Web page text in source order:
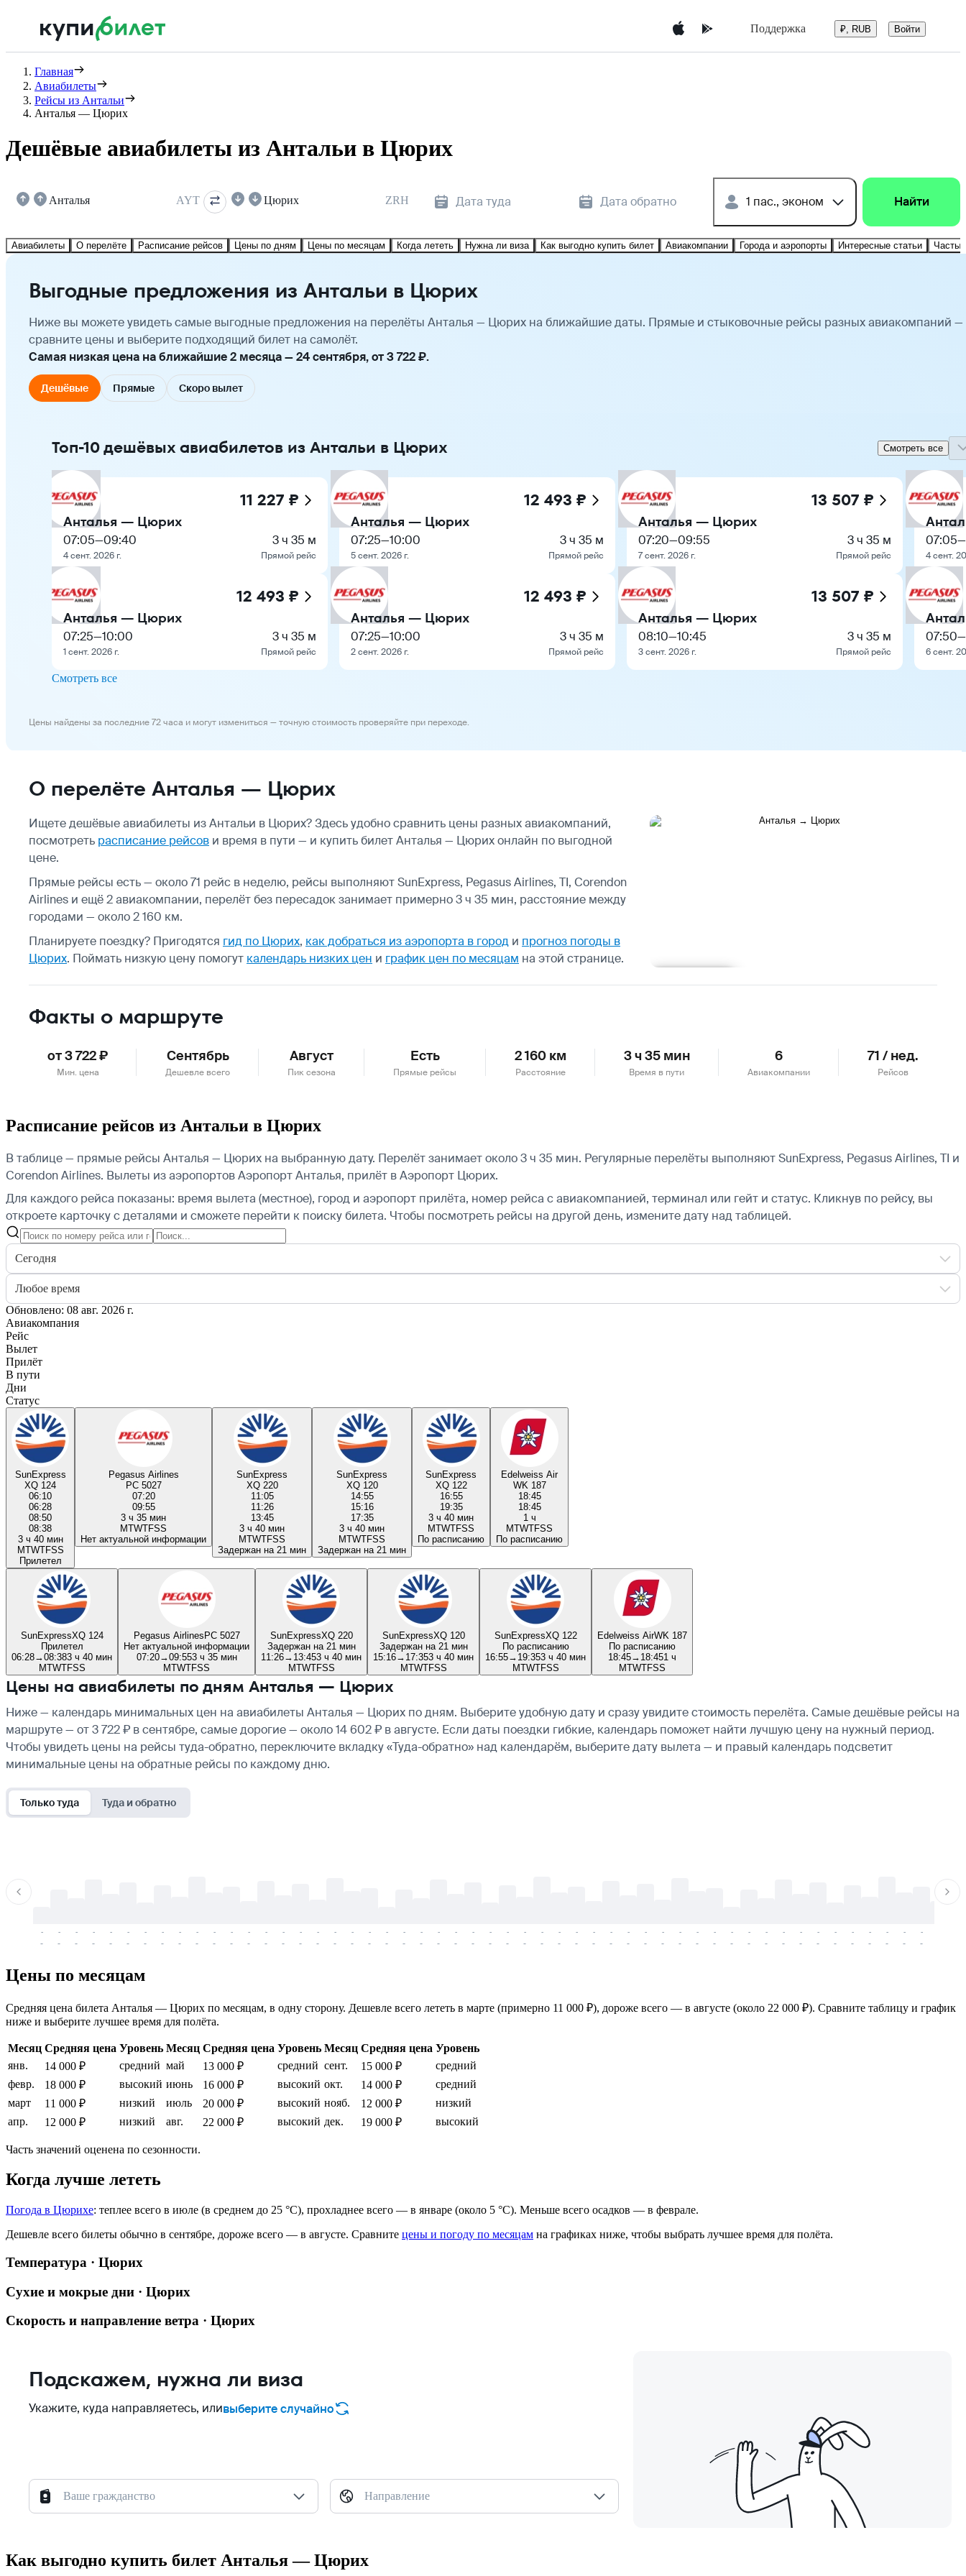
Поддержка ₽, RUB Войти
Главная
Авиабилеты
Рейсы из Антальи
Анталья — Цюрих
Дешёвые авиабилеты из Антальи в Цюрих
Анталья AYT Цюрих ZRH Дата туда Дата обратно 1 пас., эконом Найти
Авиабилеты О перелёте Расписание рейсов Цены по дням Цены по месяцам Когда лететь Нужна ли виза Как выгодно купить билет Авиакомпании Города и аэропорты Интересные статьи
Выгодные предложения из Антальи в Цюрих
Ниже вы можете увидеть самые выгодные предложения на перелёты Анталья — Цюрих на ближайшие даты. Прямые и стыковочные рейсы разных авиакомпаний —
сравните цены и выберите подходящий билет на самолёт.
Самая низкая цена на ближайшие 2 месяца — 24 сентября, от 3 722 ₽.
Дешёвые Прямые Скоро вылет
Топ-10 дешёвых авиабилетов из Антальи в Цюрих Смотреть все
11 227 ₽
Анталья — Цюрих
07:05—09:40
4 сент. 2026 г.
3 ч 35 м
Прямой рейс
12 493 ₽
Анталья — Цюрих
07:25—10:00
1 сент. 2026 г.
3 ч 35 м
Прямой рейс
12 493 ₽
Анталья — Цюрих
07:25—10:00
5 сент. 2026 г.
3 ч 35 м
Прямой рейс
12 493 ₽
Анталья — Цюрих
07:25—10:00
2 сент. 2026 г.
3 ч 35 м
Прямой рейс
13 507 ₽
Анталья — Цюрих
07:20—09:55
7 сент. 2026 г.
3 ч 35 м
Прямой рейс
13 507 ₽
Анталья — Цюрих
08:10—10:45
3 сент. 2026 г.
3 ч 35 м
Прямой рейс
07:05—
4 сент.
07:50—
6 сент.
Смотреть все
Цены найдены за последние 72 часа и могут измениться — точную стоимость проверяйте при переходе.
О перелёте Анталья — Цюрих
Ищете дешёвые авиабилеты из Антальи в Цюрих? Здесь удобно сравнить цены разных авиакомпаний,
посмотреть расписание рейсов и время в пути — и купить билет Анталья — Цюрих онлайн по выгодной
цене.
Прямые рейсы есть — около 71 рейс в неделю, рейсы выполняют SunExpress, Pegasus Airlines, TI, Corendon
Airlines и ещё 2 авиакомпании, перелёт без пересадок занимает примерно 3 ч 35 мин, расстояние между
городами — около 2 160 км.
Планируете поездку? Пригодятся гид по Цюрих, как добраться из аэропорта в город и прогноз погоды в
Цюрих. Поймать низкую цену помогут календарь низких цен и график цен по месяцам на этой странице.
Факты о маршруте
от 3 722 ₽
Мин. цена
Сентябрь
Дешевле всего
Август
Пик сезона
Есть
Прямые рейсы
2 160 км
Расстояние
3 ч 35 мин
Время в пути
6
Авиакомпании
71 / нед.
Рейсов
Расписание рейсов из Антальи в Цюрих
В таблице — прямые рейсы Анталья — Цюрих на выбранную дату. Перелёт занимает около 3 ч 35 мин. Регулярные перелёты выполняют SunExpress, Pegasus Airlines, TI и
Corendon Airlines. Вылеты из аэропортов Аэропорт Анталья, прилёт в Аэропорт Цюрих.
Для каждого рейса показаны: время вылета (местное), город и аэропорт прилёта, номер рейса с авиакомпанией, терминал или гейт и статус. Кликнув по рейсу, вы
откроете карточку с деталями и сможете перейти к поиску билета. Чтобы посмотреть рейсы на другой день, измените дату над таблицей.
Сегодня
Любое время
Обновлено: 08 авг. 2026 г.
Авиакомпания
Рейс
Вылет
Прилёт
В пути
Дни
Статус
SunExpress
XQ 124
06:10
06:28
08:50
08:38
3 ч 40 мин
MTWTFSS
Прилетел
Pegasus Airlines
PC 5027
07:20
09:55
3 ч 35 мин
MTWTFSS
Нет актуальной информации
SunExpress
XQ 220
11:05
11:26
13:45
3 ч 40 мин
MTWTFSS
Задержан на 21 мин
SunExpress
XQ 120
14:55
15:16
17:35
3 ч 40 мин
MTWTFSS
Задержан на 21 мин
SunExpress
XQ 122
16:55
19:35
3 ч 40 мин
MTWTFSS
По расписанию
Edelweiss Air
WK 187
18:45
18:45
1 ч
MTWTFSS
По расписанию
SunExpressXQ 124
Прилетел
06:28→08:383 ч 40 мин
MTWTFSS
Pegasus AirlinesPC 5027
Нет актуальной информации
07:20→09:553 ч 35 мин
MTWTFSS
SunExpressXQ 220
Задержан на 21 мин
11:26→ 13:453 ч 40 мин
MTWTFSS
SunExpressXQ 120
Задержан на 21 мин
15:16→ 17:353 ч 40 мин
MTWTFSS
SunExpressXQ 122
По расписанию
16:55→ 19:353 ч 40 мин
MTWTFSS
Edelweiss AirWK 187
По расписанию
18:45→ 18:451 ч
MTWTFSS
Цены на авиабилеты по дням Анталья — Цюрих
Ниже — календарь минимальных цен на авиабилеты Анталья — Цюрих по дням. Выберите удобную дату и сразу увидите стоимость перелёта. Самые дешёвые рейсы на
маршруте — от 3 722 ₽ в сентябре, самые дорогие — около 14 602 ₽ в августе. Если даты поездки гибкие, календарь поможет найти лучшую цену на нужный период.
Чтобы увидеть цены на рейсы туда-обратно, переключите вкладку «Туда-обратно» над календарём, выберите дату вылета — и правый календарь подсветит
минимальные цены на обратные рейсы по каждому дню.
Только туда Туда и обратно
-
-
-
-
-
-
-
-
-
-
-
-
-
-
-
-
-
-
-
-
-
-
-
-
-
-
-
-
-
-
-
-
-
-
-
-
-
-
-
-
-
-
-
-
-
-
-
-
-
-
-
-
-
-
-
-
-
-
-
-
-
-
-
-
-
-
-
-
-
-
-
-
-
-
-
-
-
-
-
-
-
-
-
-
-
-
-
-
-
-
-
-
-
-
-
-
-
-
-
-
-
-
-
-
Цены по месяцам
Средняя цена билета Анталья — Цюрих по месяцам, в одну сторону. Дешевле всего лететь в марте (примерно 11 000 ₽), дороже всего — в августе (около 22 000 ₽). Сравните таблицу и график
ниже и выберите лучшее время для полёта.
Месяц Средняя цена Уровень Месяц Средняя цена Уровень Месяц Средняя цена Уровень
янв.
14 000 ₽ средний май 13 000 ₽ средний сент. 15 000 ₽
средний
февр.
18 000 ₽ высокий июнь 16 000 ₽ высокий окт. 14 000 ₽
средний
март
11 000 ₽ низкий июль 20 000 ₽ высокий нояб. 12 000 ₽
низкий
апр.
12 000 ₽ низкий авг. 22 000 ₽ высокий дек. 19 000 ₽ высокий
Часть значений оценена по сезонности.
Когда лучше лететь
Погода в Цюрихе: теплее всего в июле (в среднем до 25 °C), прохладнее всего — в январе (около 5 °C). Меньше всего осадков — в феврале.
Дешевле всего билеты обычно в сентябре, дороже всего — в августе. Сравните цены и погоду по месяцам на графиках ниже, чтобы выбрать лучшее время для полёта.
Температура · Цюрих
Сухие и мокрые дни · Цюрих
Скорость и направление ветра · Цюрих
Подскажем, нужна ли виза
Укажите, куда направляетесь, иливыберите случайно
Ваше гражданство Направление
Как выгодно купить билет Анталья — Цюрих